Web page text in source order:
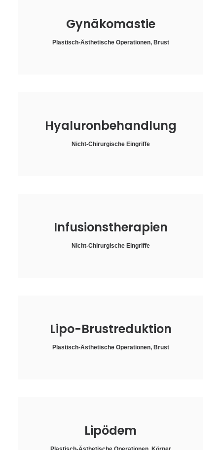
Gynäkomastie
Plastisch-Ästhetische Operationen, Brust
Hyaluronbehandlung
Nicht-Chirurgische Eingriffe
Infusionstherapien
Nicht-Chirurgische Eingriffe
Lipo-Brustreduktion
Plastisch-Ästhetische Operationen, Brust
Lipödem